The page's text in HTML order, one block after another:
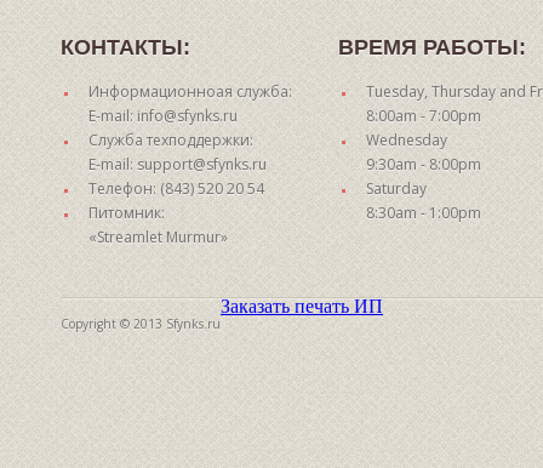
КОНТАКТЫ:
Информационноая служба:
E-mail: info@sfynks.ru
Служба техподдержки:
E-mail: support@sfynks.ru
Телефон: (843) 520 20 54
Питомник:
«Streamlet Murmur»
ВРЕМЯ РАБОТЫ:
Tuesday, Thursday and
8:00am - 7:00pm
Wednesday
9:30am - 8:00pm
Saturday
8:30am - 1:00pm
Copyright © 2013 Sfynks.ru
Заказать печать ИП